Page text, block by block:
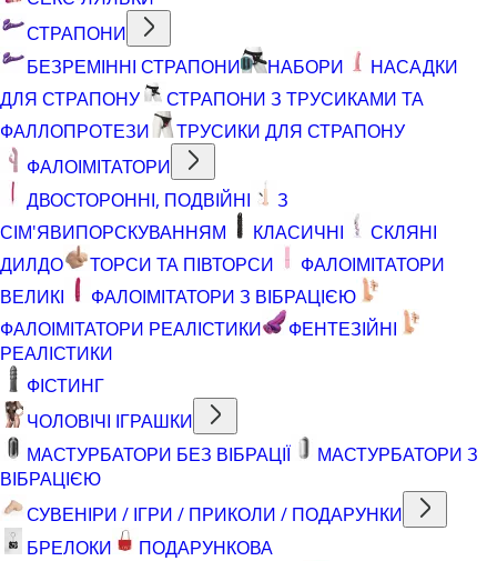
СТРАПОНИ
БЕЗРЕМІННІ СТРАПОНИ
НАБОРИ
НАСАДКИ
ДЛЯ СТРАПОНУ
СТРАПОНИ З ТРУСИКАМИ ТА
ФАЛЛОПРОТЕЗИ
ТРУСИКИ ДЛЯ СТРАПОНУ
ФАЛОІМІТАТОРИ
ДВОСТОРОННІ, ПОДВІЙНІ
З
СІМ'ЯВИПОРСКУВАННЯМ
КЛАСИЧНІ
СКЛЯНІ
ДИЛДО
ТОРСИ ТА ПІВТОРСИ
ФАЛОІМІТАТОРИ
ВЕЛИКІ
ФАЛОІМІТАТОРИ З ВІБРАЦІЄЮ
ФАЛОІМІТАТОРИ РЕАЛІСТИКИ
ФЕНТЕЗІЙНІ
РЕАЛІСТИКИ
ФІСТИНГ
ЧОЛОВІЧІ ІГРАШКИ
МАСТУРБАТОРИ БЕЗ ВІБРАЦІЇ
МАСТУРБАТОРИ З
ВІБРАЦІЄЮ
СУВЕНІРИ / ІГРИ / ПРИКОЛИ / ПОДАРУНКИ
БРЕЛОКИ
ПОДАРУНКОВА